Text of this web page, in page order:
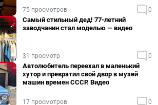
75 просмотров 0
Самый стильный дед! 77-летний
заводчанин стал моделью — видео
31 просмотр 0
Автолюбитель переехал в маленький
хутор и превратил свой двор в музей
машин времен СССР. Видео
17 просмотров 0